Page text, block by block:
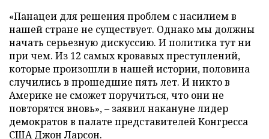
«Панацеи для решения проблем с насилием в
нашей стране не существует. Однако мы должны
начать серьезную дискуссию. И политика тут ни
при чем. Из 12 самых кровавых преступлений,
которые произошли в нашей истории, половина
случились в прошедшие пять лет. И никто в
Америке не сможет поручиться, что они не
повторятся вновь», – заявил накануне лидер
демократов в палате представителей Конгресса
США Джон Ларсон.